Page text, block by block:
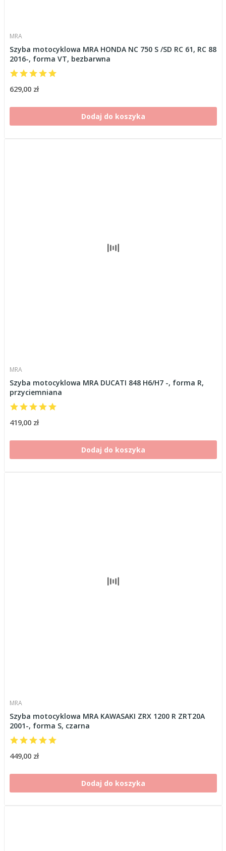
MRA
Szyba motocyklowa MRA HONDA NC 750 S /SD RC 61, RC 88
2016-, forma VT, bezbarwna
629,00 zł
Dodaj do koszyka
MRA
Szyba motocyklowa MRA DUCATI 848 H6/H7 -, forma R,
przyciemniana
419,00 zł
Dodaj do koszyka
MRA
Szyba motocyklowa MRA KAWASAKI ZRX 1200 R ZRT20A
2001-, forma S, czarna
449,00 zł
Dodaj do koszyka